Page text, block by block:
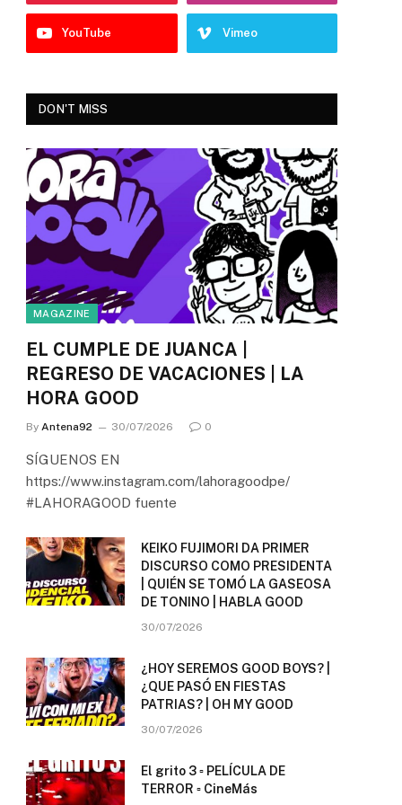
YouTube Vimeo
DON'T MISS
MAGAZINE
EL CUMPLE DE JUANCA |
REGRESO DE VACACIONES | LA
HORA GOOD
By Antena92 30/07/2026 0
SÍGUENOS EN
https://www.instagram.com/lahoragoodpe/
#LAHORAGOOD fuente
KEIKO FUJIMORI DA PRIMER
DISCURSO COMO PRESIDENTA
| QUIÉN SE TOMÓ LA GASEOSA
DE TONINO | HABLA GOOD
30/07/2026
¿HOY SEREMOS GOOD BOYS? |
¿QUE PASÓ EN FIESTAS
PATRIAS? | OH MY GOOD
30/07/2026
El grito 3 ▫️ PELÍCULA DE
TERROR ▫️ CineMás